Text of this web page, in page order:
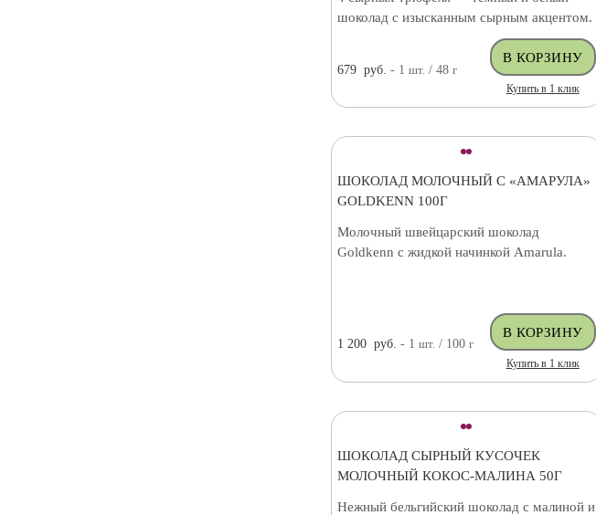
шоколад с изысканным сырным акцентом.
679 руб. - 1 шт. / 48 г
Купить в 1 клик
ШОКОЛАД МОЛОЧНЫЙ С «АМАРУЛА»
GOLDKENN 100Г
Молочный швейцарский шоколад
Goldkenn с жидкой начинкой Amarula.
1 200 руб. - 1 шт./ 100 г
Купить в 1 клик
ШОКОЛАД СЫРНЫЙ КУСОЧЕК
МОЛОЧНЫЙ КОКОС-МАЛИНА 50Г
Нежный бельгийский шоколад с малиной и